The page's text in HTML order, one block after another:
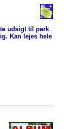
udsigt til park
Kan lejes hele